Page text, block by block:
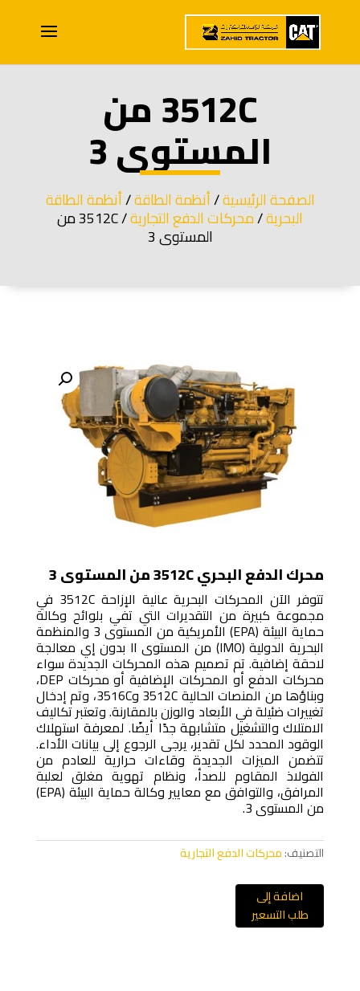
3512C من
المستوى 3
الصفحة الرئيسية/أنظمة الطاقة/أنظمة الطاقة
البحرية/محركات الدفع التجارية / 3512C من
المستوى 3
محرك الدفع البحري 3512C من المستوى 3
تتوفر الآن المحركات البحرية عالية الإزاحة 3512C في
مجموعة كبيرة من التقديرات التي تفي بلوائح وكالة
حماية البيئة (EPA) الأمريكية من المستوى 3 والمنظمة
البحرية الدولية (IMO) من المستوى II بدون إي معالجة
لاحقة إضافية. تم تصميم هذه المحركات الجديدة سواء
محركات الدفع أو المحركات الإضافية أو محركات DEP،
وبناؤها من المنصات الحالية 3512C و3516C، وتم إدخال
تغييرات ضئيلة في الأبعاد والوزن بالمقارنة. وتعتبر تكاليف
الامتلاك والتشغيل متشابهة جدًا أيضًا. لمعرفة استهلاك
الوقود المحدد لكل تقدير، يرجى الرجوع إلى بيانات الأداء.
تتضمن الميزات الجديدة وقاءات حرارية للعادم من
الفولاذ المقاوم للصدأ، ونظام تهوية مغلق لعلبة
المرافق، والتوافق مع معايير وكالة حماية البيئة (EPA)
من المستوى 3.
التصنيف:محركات الدفع التجارية
اضافة إلى
طلب التسعير